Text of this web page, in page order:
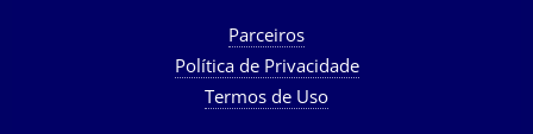
Parceiros
Política de Privacidade
Termos de Uso